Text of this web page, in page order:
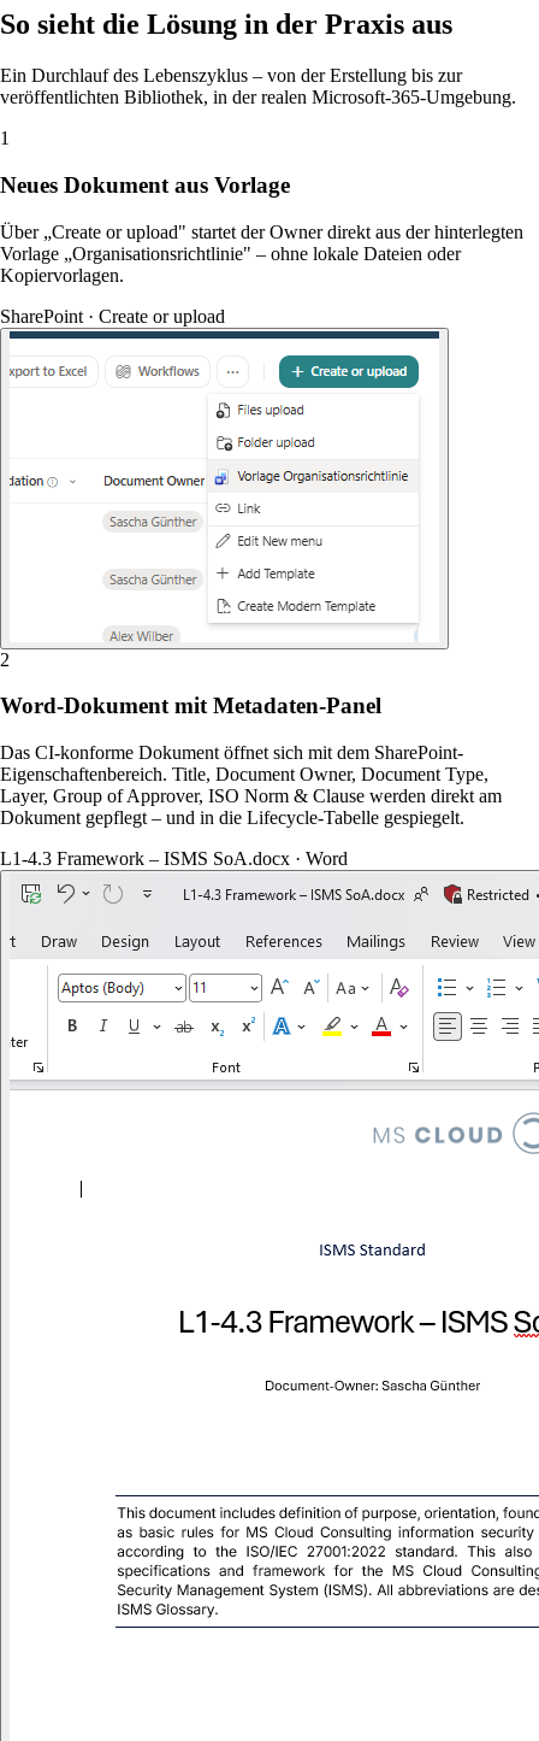
So sieht die Lösung in der Praxis aus
Ein Durchlauf des Lebenszyklus – von der Erstellung bis zur
veröffentlichten Bibliothek, in der realen Microsoft-365-Umgebung.
1
Neues Dokument aus Vorlage
Über „Create or upload" startet der Owner direkt aus der hinterlegten
Vorlage „Organisationsrichtlinie" – ohne lokale Dateien oder
Kopiervorlagen.
SharePoint · Create or upload
2
Word-Dokument mit Metadaten-Panel
Das CI-konforme Dokument öffnet sich mit dem SharePoint-
Eigenschaftenbereich. Title, Document Owner, Document Type,
Layer, Group of Approver, ISO Norm & Clause werden direkt am
Dokument gepflegt – und in die Lifecycle-Tabelle gespiegelt.
L1-4.3 Framework – ISMS SoA.docx · Word